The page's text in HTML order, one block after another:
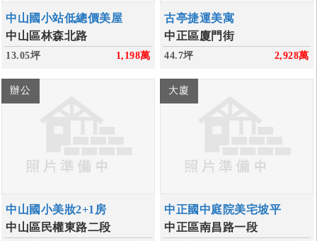
中山國小站低總價美屋
中山區林森北路
13.05坪 1,198萬
古亭捷運美寓
中正區廈門街
44.7坪 2,928萬
辦公
中山國小美妝2+1房
中山區民權東路二段
大廈
中正國中庭院美宅坡平
中正區南昌路一段